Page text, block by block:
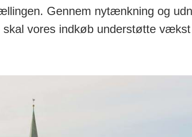
Gennem nytænkning og
skal vores indkøb understøtte